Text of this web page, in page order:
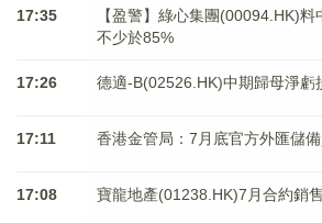
17:35
【盈警】綠心集團(00094.HK)
不少於85%
17:26 德適-B(02526.HK)中期歸母淨虧
17:11 香港金管局：7月底官方外匯儲
17:08 寶龍地產(01238.HK)7月合約銷